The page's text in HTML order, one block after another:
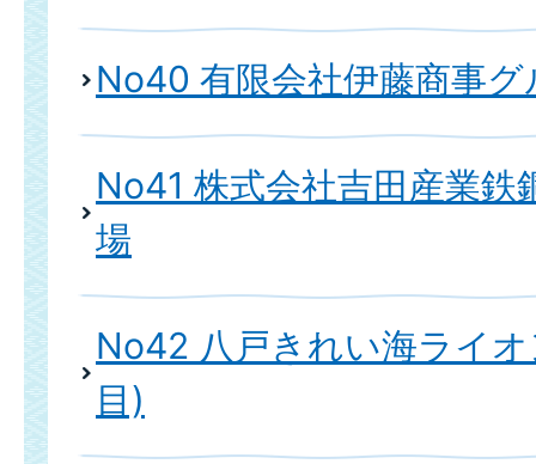
No40 有限会社伊藤商事グ
No41 株式会社吉田産業鉄
場
No42 八戸きれい海ライ
目)